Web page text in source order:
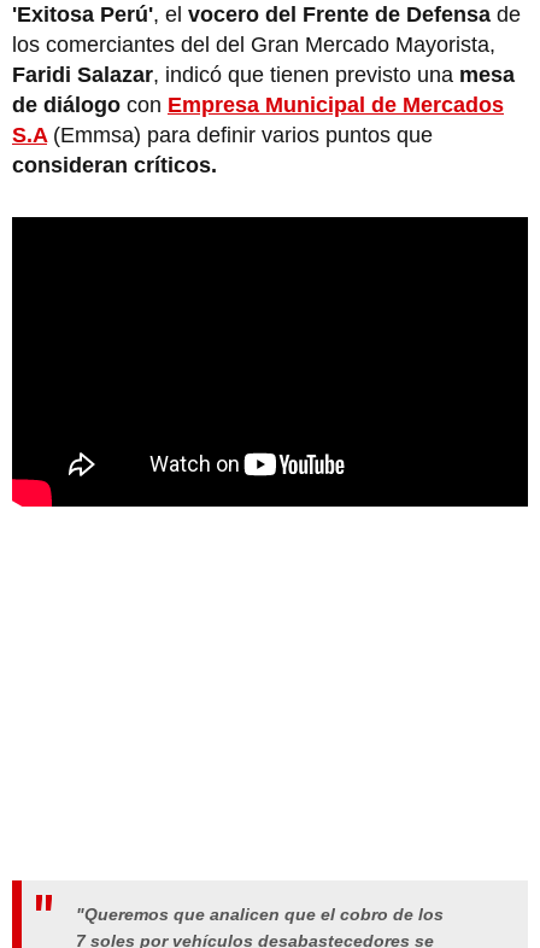
'Exitosa Perú', el vocero del Frente de Defensa de
los comerciantes del del Gran Mercado Mayorista,
Faridi Salazar, indicó que tienen previsto una mesa
de diálogo con Empresa Municipal de Mercados
S.A (Emmsa) para definir varios puntos que
consideran críticos.
"Queremos que analicen que el cobro de los
7 soles por vehículos desabastecedores se